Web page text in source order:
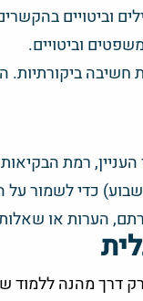
וביטויים
וביטויים.
חשיבה
רמת
כדי לשמור
הערות או
רק דרך מהנה